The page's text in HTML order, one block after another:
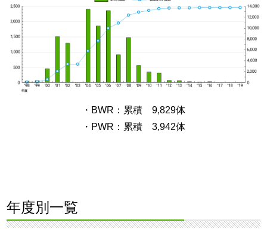
・BWR：累積 9,829体
・PWR：累積 3,942体
年度別一覧